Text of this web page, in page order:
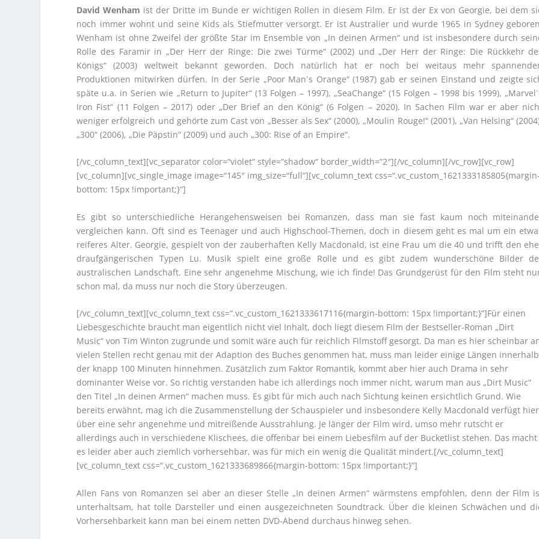
David Wenham ist der Dritte im Bunde er wichtigen Rollen in diesem Film. Er ist der Ex von Georgie, bei dem
noch immer wohnt und seine Kids als Stiefmutter versorgt. Er ist Australier und wurde 1965 in Sydney
Wenham ist ohne Zweifel der größte Star im Ensemble von „In deinen Armen“ und ist insbesondere durch
Rolle des Faramir in „Der Herr der Ringe: Die zwei Türme“ (2002) und „Der Herr der Ringe: Die Rückkehr
Königs“ (2003) weltweit bekannt geworden. Doch natürlich hat er noch bei weitaus mehr
Produktionen mitwirken dürfen. In der Serie „Poor Man´s Orange“ (1987) gab er seinen Einstand und zeigte
späte u.a. in Serien wie „Return to Jupiter“ (13 Folgen – 1997), „SeaChange“ (15 Folgen – 1998 bis 1999),
Iron Fist“ (11 Folgen – 2017) oder „Der Brief an den König“ (6 Folgen – 2020). In Sachen Film war er aber
weniger erfolgreich und gehörte zum Cast von „Besser als Sex“ (2000), „Moulin Rouge!“ (2001), „Van Helsing“
„300“ (2006), „Die Päpstin“ (2009) und auch „300: Rise of an Empire“.
[/vc_column_text][vc_separator color=“violet“ style=“shadow“ border_width=“2″][/vc_column][/vc_row][vc_row]
[vc_column][vc_single_image image=“145″ img_size=“full“][vc_column_text css=“.vc_custom_1621333185805{margin-
bottom: 15px !important;}“]
Es gibt so unterschiedliche Herangehensweisen bei Romanzen, dass man sie fast kaum noch
vergleichen kann. Oft sind es Teenager und auch Highschool-Themen, doch in diesem geht es mal um ein
reiferes Alter. Georgie, gespielt von der zauberhaften Kelly Macdonald, ist eine Frau um die 40 und trifft den
draufgängerischen Typen Lu. Musik spielt eine große Rolle und es gibt zudem wunderschöne Bilder
australischen Landschaft. Eine sehr angenehme Mischung, wie ich finde! Das Grundgerüst für den Film steht
schon mal, da muss nur noch die Story überzeugen.
[/vc_column_text][vc_column_text css=“.vc_custom_1621333617116{margin-bottom: 15px !important;}“]Für einen
Liebesgeschichte braucht man eigentlich nicht viel Inhalt, doch liegt diesem Film der Bestseller-Roman „Dirt
Music“ von Tim Winton zugrunde und somit wäre auch für reichlich Filmstoff gesorgt. Da man es hier scheinbar
vielen Stellen recht genau mit der Adaption des Buches genommen hat, muss man leider einige Längen innerhalb
der knapp 100 Minuten hinnehmen. Zusätzlich zum Faktor Romantik, kommt aber hier auch Drama in sehr
dominanter Weise vor. So richtig verstanden habe ich allerdings noch immer nicht, warum man aus „Dirt Music“
den Titel „In deinen Armen“ machen muss. Es gibt für mich auch nach Sichtung keinen ersichtlich Grund. Wie
bereits erwähnt, mag ich die Zusammenstellung der Schauspieler und insbesondere Kelly Macdonald verfügt hier
über eine sehr angenehme und mitreißende Ausstrahlung. Je länger der Film wird, umso mehr rutscht er
allerdings auch in verschiedene Klischees, die offenbar bei einem Liebesfilm auf der Bucketlist stehen. Das macht
es leider aber auch ziemlich vorhersehbar, was für mich ein wenig die Qualität mindert.[/vc_column_text]
[vc_column_text css=“.vc_custom_1621333689866{margin-bottom: 15px !important;}“]
Allen Fans von Romanzen sei aber an dieser Stelle „In deinen Armen“ wärmstens empfohlen, denn der Film
unterhaltsam, hat tolle Darsteller und einen ausgezeichneten Soundtrack. Über die kleinen Schwächen und
Vorhersehbarkeit kann man bei einem netten DVD-Abend durchaus hinweg sehen.